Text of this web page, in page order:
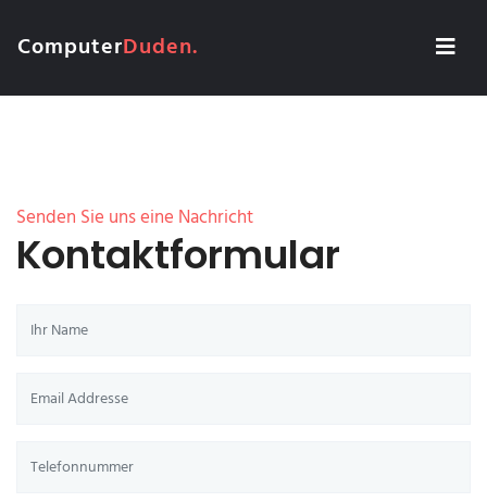
ComputerDuden.
Senden Sie uns eine Nachricht
Kontaktformular